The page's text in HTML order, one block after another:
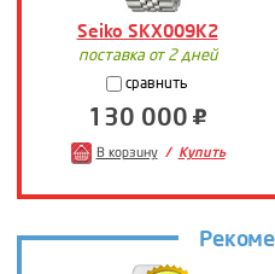
Seiko SKX009K2
поставка от 2 дней
сравнить
130 000
В корзину Купить